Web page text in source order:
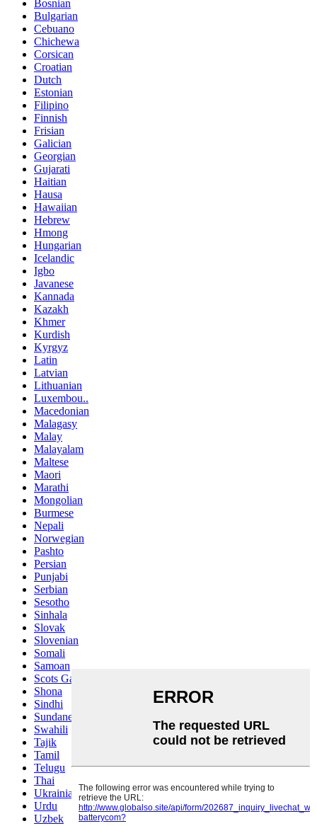
Bosnian
Bulgarian
Cebuano
Chichewa
Corsican
Croatian
Dutch
Estonian
Filipino
Finnish
Frisian
Galician
Georgian
Gujarati
Haitian
Hausa
Hawaiian
Hebrew
Hmong
Hungarian
Icelandic
Igbo
Javanese
Kannada
Kazakh
Khmer
Kurdish
Kyrgyz
Latin
Latvian
Lithuanian
Luxembou..
Macedonian
Malagasy
Malay
Malayalam
Maltese
Maori
Marathi
Mongolian
Burmese
Nepali
Norwegian
Pashto
Persian
Punjabi
Serbian
Sesotho
Sinhala
Slovak
Slovenian
Somali
Samoan
Scots Gaelic
Shona
Sindhi
Sundanese
Swahili
Tajik
Tamil
Telugu
Thai
Ukrainian
Urdu
Uzbek